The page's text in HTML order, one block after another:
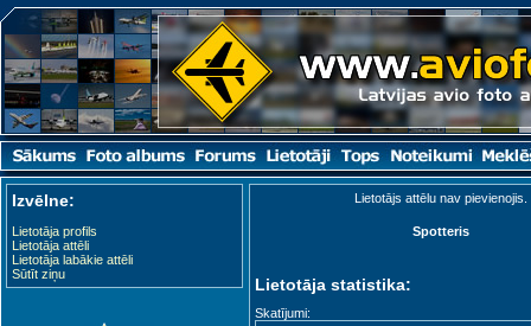
Izvēlne:
Lietotāja profils
Lietotāja attēli
Lietotāja labākie attēli
Sūtīt ziņu
Lietotājs attēlu nav pievienojis.
Spotteris
Lietotāja statistika:
Skatījumi: